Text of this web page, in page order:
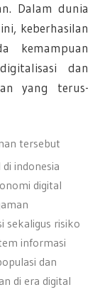
Dalam dunia
keberhasilan
kemampuan
dan
yang terus-
tersebut
indonesia
digital
sekaligus risiko
informasi
dan
di era digital